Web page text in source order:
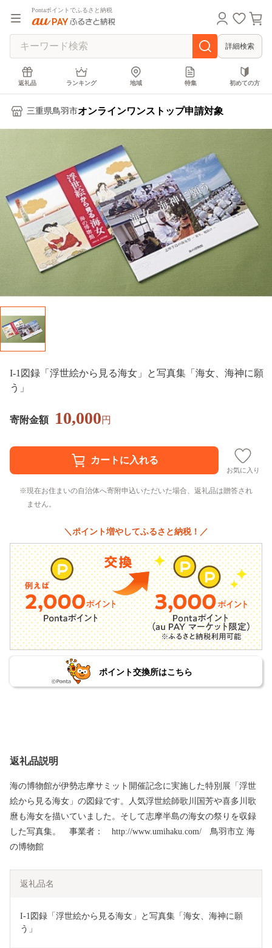
Pontaポイントでふるさと納税
詳細検索
返礼品 ランキング 地域 特集 初めての方
三重県鳥羽市オンラインワンストップ申請対象
I-1図録「浮世絵から見る海女」と写真集「海女、海神に願
う」
寄附金額 10,000円
お気に入り
現在お住まいの自治体へ寄附申込いただいた場合、返礼品は贈答され
ません。
＼ポイント増やしてふるさと納税！／
ポイント交換所はこちら
返礼品説明
海の博物館が伊勢志摩サミット開催記念に実施した特別展「浮世
絵から見る海女」の図録です。人気浮世絵師歌川国芳や喜多川歌
麿も海女を描いていました。そして志摩半島の海女の祭りを収録
した写真集。 事業者： http://www.umihaku.com/ 鳥羽市立 海
の博物館
返礼品名
I-1図録「浮世絵から見る海女」と写真集「海女、海神に願
う」